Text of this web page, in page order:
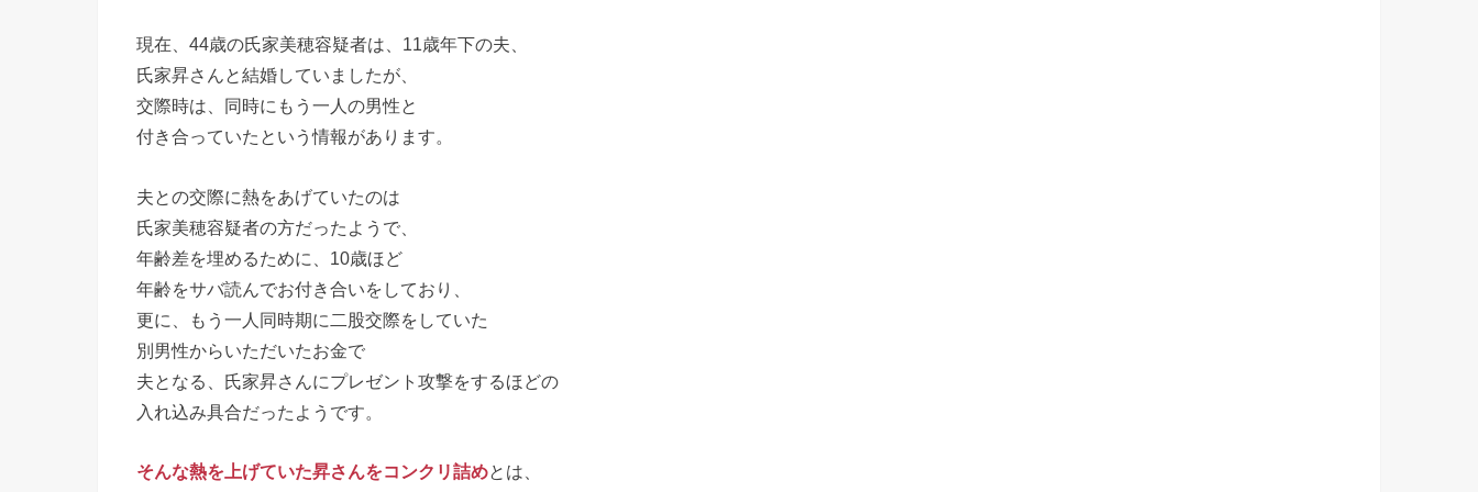
現在、44歳の氏家美穂容疑者は、11歳年下の夫、
氏家昇さんと結婚していましたが、
交際時は、同時にもう一人の男性と
付き合っていたという情報があります。
夫との交際に熱をあげていたのは
氏家美穂容疑者の方だったようで、
年齢差を埋めるために、10歳ほど
年齢をサバ読んでお付き合いをしており、
更に、もう一人同時期に二股交際をしていた
別男性からいただいたお金で
夫となる、氏家昇さんにプレゼント攻撃をするほどの
入れ込み具合だったようです。
そんな熱を上げていた昇さんをコンクリ詰めとは、